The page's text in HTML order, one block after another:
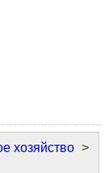
хозяйство >